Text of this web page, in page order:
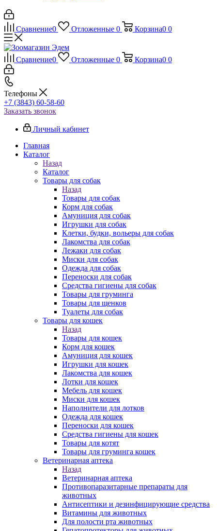
Сравнение0 Отложенные 0 Корзина0 0
Сравнение0 Отложенные 0 Корзина0 0
Телефоны
+7 (3843) 60-58-60
Заказать звонок
Личный кабинет
Главная
Каталог
Назад
Каталог
Товары для собак
Назад
Товары для собак
Корм для собак
Амуниция для собак
Игрушки для собак
Клетки, будки, вольеры для собак
Лакомства для собак
Лежаки для собак
Миски для собак
Одежда для собак
Переноски для собак
Средства гигиены для собак
Товары для груминга
Товары для щенков
Туалеты для собак
Товары для кошек
Назад
Товары для кошек
Корм для кошек
Амуниция для кошек
Игрушки для кошек
Лакомства для кошек
Лотки для кошек
Мебель для кошек
Миски для кошек
Наполнители для лотков
Одежда для кошек
Переноски для кошек
Средства гигиены для кошек
Товары для котят
Товары для груминга кошек
Ветеринарная аптека
Назад
Ветеринарная аптека
Противопаразитарные препараты для
животных
Антисептики и дезинфицирующие средства
Витамины для животных
Для полости рта животных